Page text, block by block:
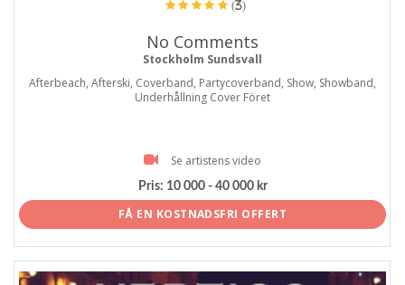
(3)
No Comments
Stockholm Sundsvall
Afterbeach, Afterski, Coverband, Partycoverband, Show, Showband,
Underhållning Cover Föret
Se artistens video
Pris: 10 000 - 40 000 kr
FÅ EN KOSTNADSFRI OFFERT